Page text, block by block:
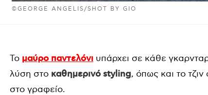
©GEORGE ANGELIS/SHOT BY GIO
Το μαύρο παντελόνι υπάρχει σε κάθε
λύση στο καθημερινό styling, όπως και το τζιν
στο γραφείο.